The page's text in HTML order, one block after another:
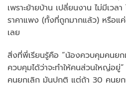
เพราะย้ายบ้าน เปลี่ยนงาน ไม่มีเวล
ราคาแพง (ทั้งที่ถูกมากแล้ว) หรือแ
เลย
สิ่งที่พี่เรียนรู้คือ “น้องควบคุมคนยก
ควบคุมได้ว่าจะทำให้คนส่วนใหญ่อ
คนยกเลิก มันปกติ แต่ถ้า 30 คนย